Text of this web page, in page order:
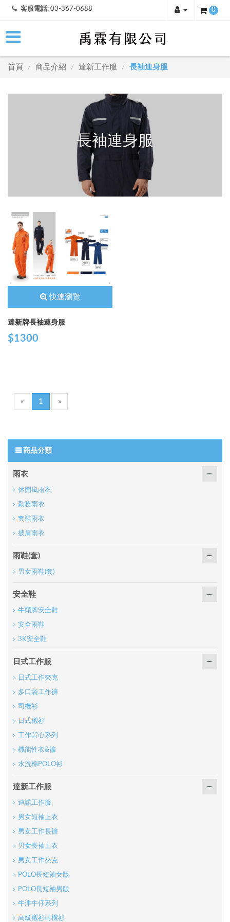
客服電話: 03-367-0688 0
首頁 / 商品介紹 / 達新工作服 / 長袖連身服
長袖連身服
快速瀏覽
達新牌長袖連身服
$1300
« 1 »
商品分類
雨衣
休閒風雨衣
勤務雨衣
套裝雨衣
披肩雨衣
雨鞋(套)
男女雨鞋(套)
安全鞋
牛頭牌安全鞋
安全雨鞋
3K安全鞋
日式工作服
日式工作夾克
多口袋工作褲
司機衫
日式襯衫
工作背心系列
機能性衣&褲
水洗棉POLO衫
達新工作服
迪諾工作服
男女短袖上衣
男女工作長褲
男女長袖上衣
男女工作夾克
POLO長短袖女版
POLO長短袖男版
牛津牛仔系列
高級襯衫司機衫